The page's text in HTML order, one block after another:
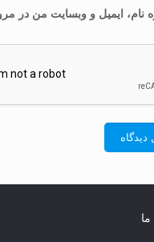
نام، ایمیل و وبسایت من در